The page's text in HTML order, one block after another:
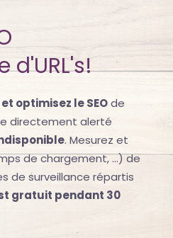
d'URL's!
optimisez le SEOde
directement alerté
. Mesurez et
de chargement, ...) de
de surveillance répartis
gratuit pendant 30